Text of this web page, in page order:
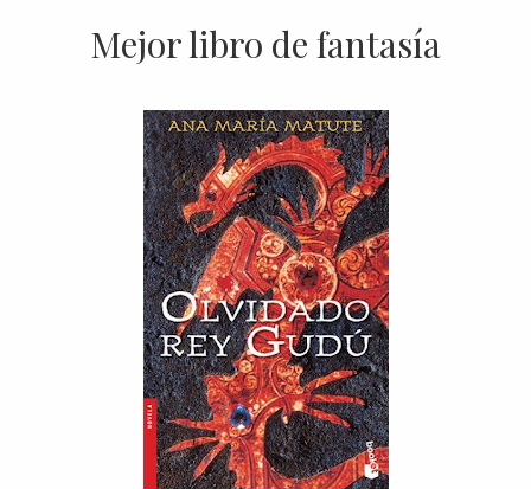
Mejor libro de fantasía